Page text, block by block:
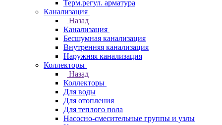
Терм.регул. арматура
Канализация
Назад
Канализация
Бесшумная канализация
Внутренняя канализация
Наружняя канализация
Коллекторы
Назад
Коллекторы
Для воды
Для отопления
Для теплого пола
Насосно-смесительные группы и узлы